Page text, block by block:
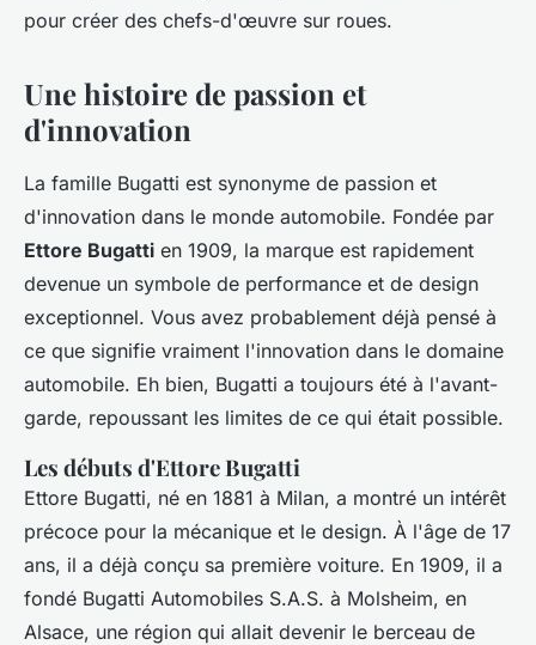
pour créer des chefs-d'œuvre sur roues.
Une histoire de passion et
d'innovation
La famille Bugatti est synonyme de passion et
d'innovation dans le monde automobile. Fondée par
Ettore Bugatti en 1909, la marque est rapidement
devenue un symbole de performance et de design
exceptionnel. Vous avez probablement déjà pensé à
ce que signifie vraiment l'innovation dans le domaine
automobile. Eh bien, Bugatti a toujours été à l'avant-
garde, repoussant les limites de ce qui était possible.
Les débuts d'Ettore Bugatti
Ettore Bugatti, né en 1881 à Milan, a montré un intérêt
précoce pour la mécanique et le design. À l'âge de 17
ans, il a déjà conçu sa première voiture. En 1909, il a
fondé Bugatti Automobiles S.A.S. à Molsheim, en
Alsace, une région qui allait devenir le berceau de